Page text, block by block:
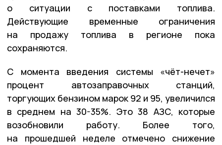
о ситуации с поставками топлива.
Действующие временные ограничения
на продажу топлива в регионе пока
сохраняются.
С момента введения системы «чёт-нечет»
процент автозаправочных станций,
торгующих бензином марок 92 и 95, увеличился
в среднем на 30-35%. Это 38 АЗС, которые
возобновили работу. Более того,
на прошедшей неделе отмечено снижение